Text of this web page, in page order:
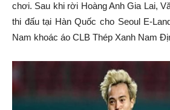
chơi. Sau khi rời Hoàng Anh Gia Lai,
thi đấu tại Hàn Quốc cho Seoul E-
Nam khoác áo CLB Thép Xanh Nam